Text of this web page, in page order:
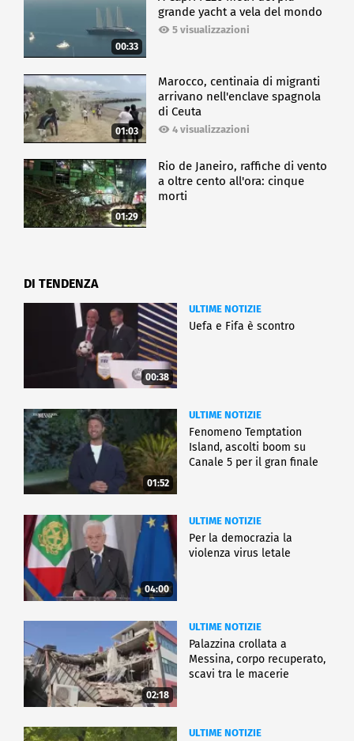
00:33
grande yacht a vela del mondo
5 visualizzazioni
01:03
Marocco, centinaia di migranti
arrivano nell'enclave spagnola
di Ceuta
4 visualizzazioni
01:29
Rio de Janeiro, raffiche di vento
a oltre cento all'ora: cinque
morti
DI TENDENZA
00:38
ULTIME NOTIZIE
Uefa e Fifa è scontro
01:52
ULTIME NOTIZIE
Fenomeno Temptation
Island, ascolti boom su
Canale 5 per il gran finale
04:00
ULTIME NOTIZIE
Per la democrazia la
violenza virus letale
02:18
ULTIME NOTIZIE
Palazzina crollata a
Messina, corpo recuperato,
scavi tra le macerie
ULTIME NOTIZIE